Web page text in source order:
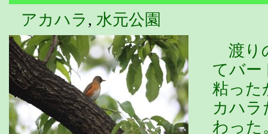
アカハラ , 水元公園
渡り
てバー
粘った
カハラ
わった